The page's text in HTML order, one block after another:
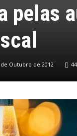
pelas
de Outubro de 2012 44